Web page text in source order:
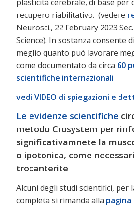
plasticità cerebrale, di base per
recupero riabilitativo. (vedere
Neurosci., 22 February 2023
Science). In sostanza consente
meglio quanto può lavorare
come documentato da circa 60
scientifiche internazionali
vedi VIDEO di spiegazioni e
Le evidenze scientifiche
metodo Crosystem per
significativamnete la
o ipotonica, come
trocanterite
Alcuni degli studi scientifici, per
completa si rimanda alla pagina